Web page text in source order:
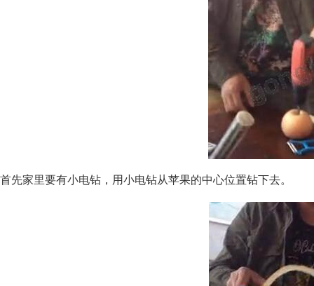
首先家里要有小电钻，用小电钻从苹果的中心位置钻下去。